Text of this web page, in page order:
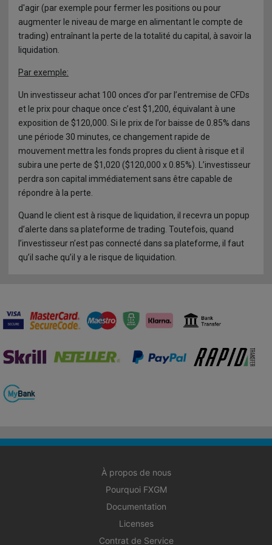
d'agir (par exemple pour fermer les positions ou pour
augmenter le niveau de marge en alimentant le compte de
trading) entraînant la perte de la totalité du capital, à savoir la
liquidation.
Par exemple:
Un investisseur achat 100 onces d’or par l’entremise de CFDs
et le prix pour chaque once c’est $1,200, équivalant à une
exposition de $120,000. Si le prix de l’or baisse de 0.85% dans
une période 30 minutes, ce changement rapide de
mouvement mettra les fonds propres du client à risque et il
subira une perte de $1,020 ($120,000 x 0.85%). L’investisseur
perdra son capital immédiatement sans être capable de
répondre à la perte.
Quand le client est à risque de liquidation, il recevra un popup
d’alerte dans sa plateforme de trading. Toutefois, quand
l’investisseur n’est pas connecté dans sa plateforme, il faut
qu’il sache qu’il y a le risque de liquidation.
À propos de nous
Pourquoi FXGM
Documentation
Licenses
Contrat de Service